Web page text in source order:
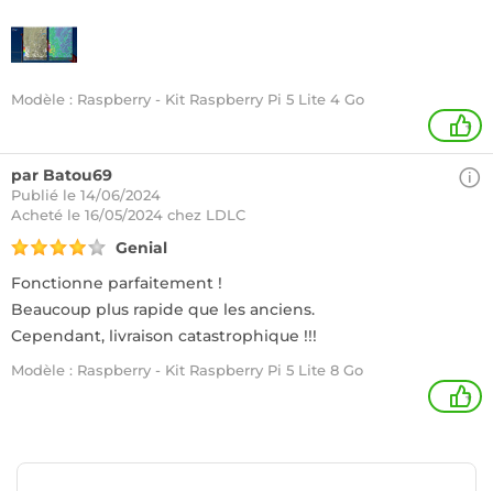
Modèle : Raspberry - Kit Raspberry Pi 5 Lite 4 Go
+
par Batou69
Publié le 14/06/2024
Acheté le 16/05/2024 chez LDLC
Genial
Fonctionne parfaitement !
Beaucoup plus rapide que les anciens.
Cependant, livraison catastrophique !!!
Modèle : Raspberry - Kit Raspberry Pi 5 Lite 8 Go
+